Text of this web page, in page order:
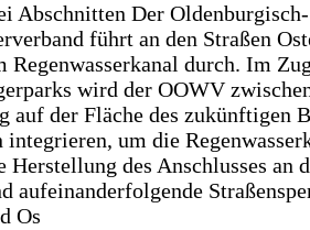
Abschnitten Der Oldenburgisch-
führt an den Straßen
Regenwasserkanal durch. Im
wird der OOWV
auf der Fläche des zukünftigen
integrieren, um die
Herstellung des Anschlusses an
aufeinanderfolgende
Os